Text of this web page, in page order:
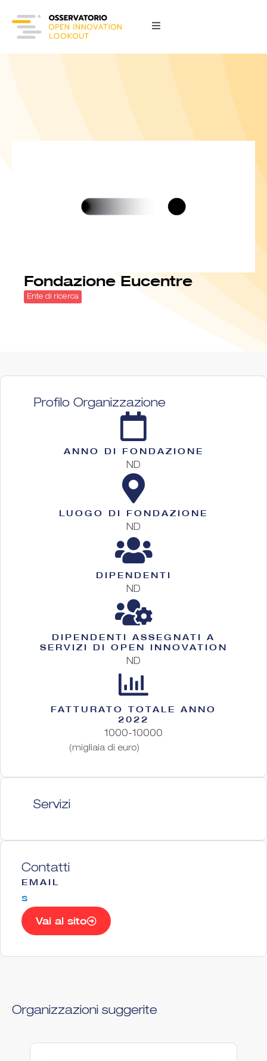
Fondazione Eucentre
Ente di ricerca
Profilo Organizzazione
ANNO DI FONDAZIONE
ND
LUOGO DI FONDAZIONE
ND
DIPENDENTI
ND
DIPENDENTI ASSEGNATI A
SERVIZI DI OPEN INNOVATION
ND
FATTURATO TOTALE ANNO
2022
1000-10000
(migliaia di euro)
Servizi
Contatti
EMAIL
s
Vai al sito
Organizzazioni suggerite